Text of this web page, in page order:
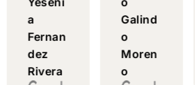
brinda
asesorí
a clara
y
realista
a
Fernan
dez
Rivera
un
excele
nte
servici
o. Muy
Galind
o
Moren
o